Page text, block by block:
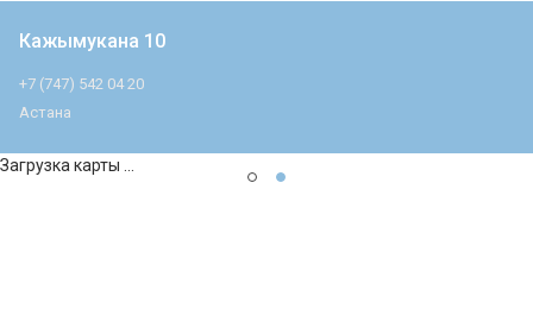
Кажымукана 10
+7 (747) 542 04 20
Астана
Загрузка карты ...